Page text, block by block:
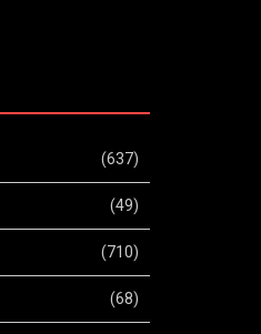
(637)
(49)
(710)
(68)